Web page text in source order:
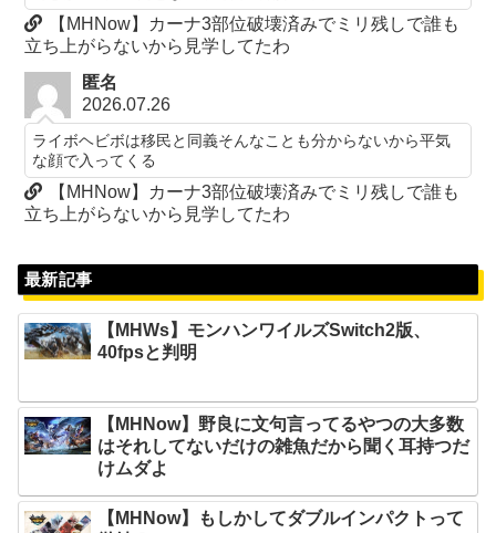
【MHNow】カーナ3部位破壊済みでミリ残しで誰も
立ち上がらないから見学してたわ
匿名
2026.07.26
ライボヘビボは移民と同義そんなことも分からないから平気
な顔で入ってくる
【MHNow】カーナ3部位破壊済みでミリ残しで誰も
立ち上がらないから見学してたわ
最新記事
【MHWs】モンハンワイルズSwitch2版、
40fpsと判明
【MHNow】野良に文句言ってるやつの大多数
はそれしてないだけの雑魚だから聞く耳持つだ
けムダよ
【MHNow】もしかしてダブルインパクトって